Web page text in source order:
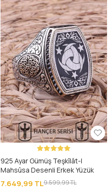
925 Ayar Gümüş Teşkîlât-I
Mahsûsa Desenli Erkek Yüzük
7.649,99 TL9.599,99 TL